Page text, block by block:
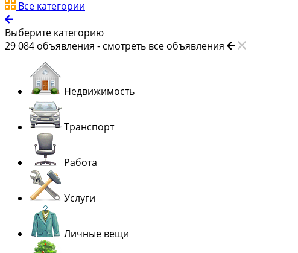
Все категории
Выберите категорию
29 084 объявления - смотреть все объявления
Недвижимость
Транспорт
Работа
Услуги
Личные вещи